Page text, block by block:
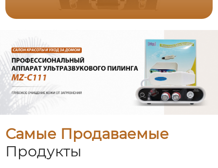
Самые Продаваемые
Продукты